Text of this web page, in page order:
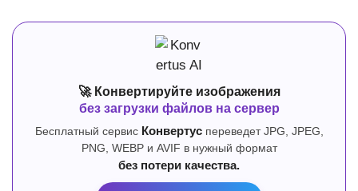
🚀 Конвертируйте изображения
без загрузки файлов на сервер
Бесплатный сервис Конвертуспереведет JPG, JPEG,
PNG, WEBP и AVIF в нужный формат
без потери качества.